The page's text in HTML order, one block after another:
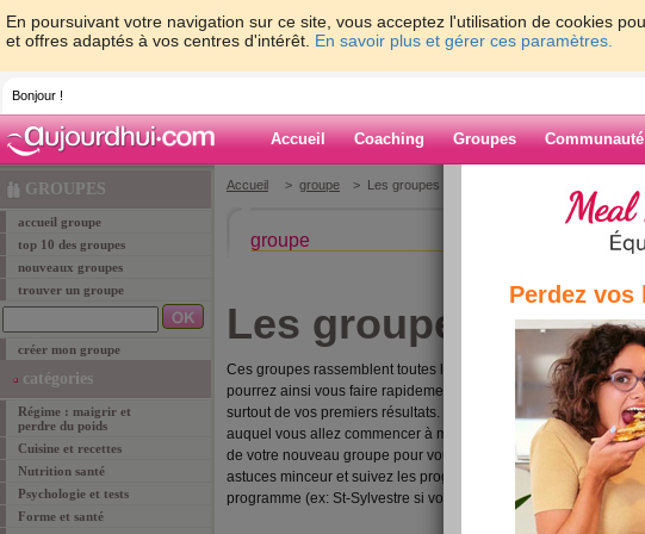
En poursuivant votre navigation sur ce site, vous acceptez l'utilisation de cookies
et offres adaptés à vos centres d'intérêt. En savoir plus et gérer ces paramètres.
Bonjour !
Accueil Coaching Groupes Communauté
GROUPES
accueil groupe
top 10 des groupes
nouveaux groupes
trouver un groupe
créer mon groupe
catégories
Régime : maigrir et
perdre du poids
Cuisine et recettes
Nutrition santé
Psychologie et tests
Forme et santé
Accueil > groupe > Les groupes du programme minceur
groupe
Les groupes du
Ces groupes rassemblent toutes les membres qui commencent
pourrez ainsi vous faire rapidement des amies et parler avec
surtout de vos premiers résultats. Vous retrouverez parmi ces
auquel vous allez commencer à maigrir. Il ne tient qu’à vous
de votre nouveau groupe pour vous soutenir les unes et les
astuces minceur et suivez les progrès de vos meilleures
programme (ex: St-Sylvestre si vous commencez un 31
Perdez